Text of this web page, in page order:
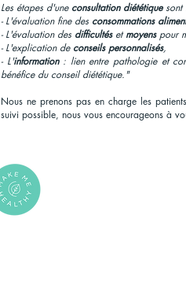
Les étapes d'une consultation diététiquesont
- L'évaluation fine des consommations
- L'évaluation des difficultés etmoyens pour
- L'explication de conseils personnalisés,
- L'information: lien entre pathologie et
bénéfice du conseil diététique."
Nous ne prenons pas en charge les
suivi possible, nous vous encourageons à